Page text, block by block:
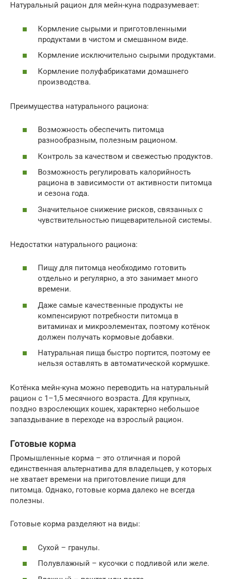
Натуральный рацион для мейн-куна подразумевает:
Кормление сырыми и приготовленными
продуктами в чистом и смешанном виде.
Кормление исключительно сырыми продуктами.
Кормление полуфабрикатами домашнего
производства.
Преимущества натурального рациона:
Возможность обеспечить питомца
разнообразным, полезным рационом.
Контроль за качеством и свежестью продуктов.
Возможность регулировать калорийность
рациона в зависимости от активности питомца
и сезона года.
Значительное снижение рисков, связанных с
чувствительностью пищеварительной системы.
Недостатки натурального рациона:
Пищу для питомца необходимо готовить
отдельно и регулярно, а это занимает много
времени.
Даже самые качественные продукты не
компенсируют потребности питомца в
витаминах и микроэлементах, поэтому котёнок
должен получать кормовые добавки.
Натуральная пища быстро портится, поэтому ее
нельзя оставлять в автоматической кормушке.
Котёнка мейн-куна можно переводить на натуральный
рацион с 1–1,5 месячного возраста. Для крупных,
поздно взрослеющих кошек, характерно небольшое
запаздывание в переходе на взрослый рацион.
Готовые корма
Промышленные корма – это отличная и порой
единственная альтернатива для владельцев, у которых
не хватает времени на приготовление пищи для
питомца. Однако, готовые корма далеко не всегда
полезны.
Готовые корма разделяют на виды:
Сухой – гранулы.
Полувлажный – кусочки с подливой или желе.